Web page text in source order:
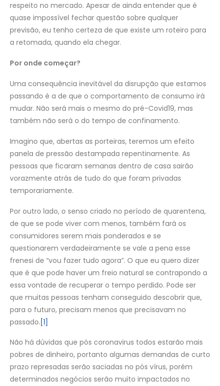
respeito no mercado. Apesar de ainda entender que é
quase impossível fechar questão sobre qualquer
previsão, eu tenho certeza de que existe um roteiro para
a retomada, quando ela chegar.
Por onde começar?
Uma consequência inevitável da disrupção que estamos
passando é a de que o comportamento de consumo irá
mudar. Não será mais o mesmo do pré-Covid19, mas
também não será o do tempo de confinamento.
Imagino que, abertas as porteiras, teremos um efeito
panela de pressão destampada repentinamente. As
pessoas que ficaram semanas dentro de casa sairão
vorazmente atrás de tudo do que foram privadas
temporariamente.
Por outro lado, o senso criado no período de quarentena,
de que se pode viver com menos, também fará os
consumidores serem mais ponderados e se
questionarem verdadeiramente se vale a pena esse
frenesi de “vou fazer tudo agora”. O que eu quero dizer
que é que pode haver um freio natural se contrapondo a
essa vontade de recuperar o tempo perdido. Pode ser
que muitas pessoas tenham conseguido descobrir que,
para o futuro, precisam menos que precisavam no
passado. [1]
Não há dúvidas que pós coronavirus todos estarão mais
pobres de dinheiro, portanto algumas demandas de curto
prazo represadas serão saciadas no pós vírus, porém
determinados negócios serão muito impactados no